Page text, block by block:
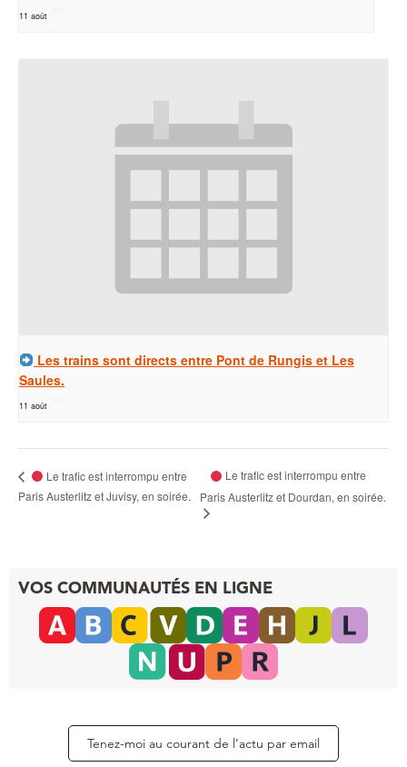
11 août
Les trains sont directs entre Pont de Rungis et Les
Saules.
11 août
Le trafic est interrompu entre
Paris Austerlitz et Juvisy, en soirée.
Le trafic est interrompu entre
Paris Austerlitz et Dourdan, en soirée.
VOS COMMUNAUTÉS EN LIGNE
Tenez-moi au courant de l’actu par email